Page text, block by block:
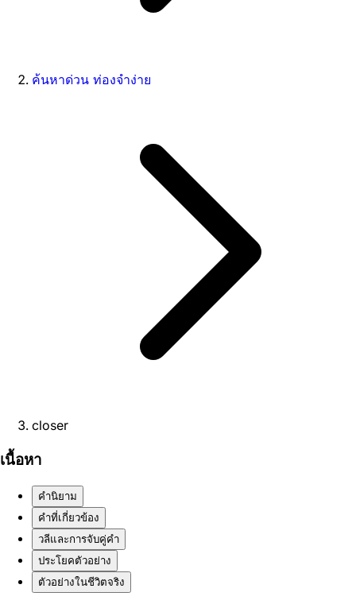
ค้นหาด่วน ท่องจำง่าย
closer
เนื้อหา
คำนิยาม
คำที่เกี่ยวข้อง
วลีและการจับคู่คำ
ประโยคตัวอย่าง
ตัวอย่างในชีวิตจริง